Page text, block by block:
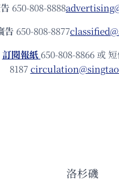
650-808-8888
告 650-808-8877
訂閱報紙 650-808-8866 或
8187
洛杉磯